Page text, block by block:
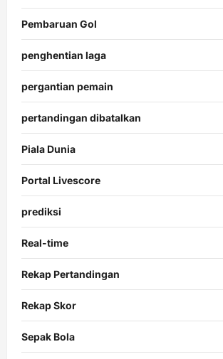
Pembaruan Gol
penghentian laga
pergantian pemain
pertandingan dibatalkan
Piala Dunia
Portal Livescore
prediksi
Real-time
Rekap Pertandingan
Rekap Skor
Sepak Bola